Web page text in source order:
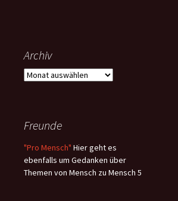
Archiv
Archiv
Freunde
"Pro Mensch" Hier geht es
ebenfalls um Gedanken über
Themen von Mensch zu Mensch 5